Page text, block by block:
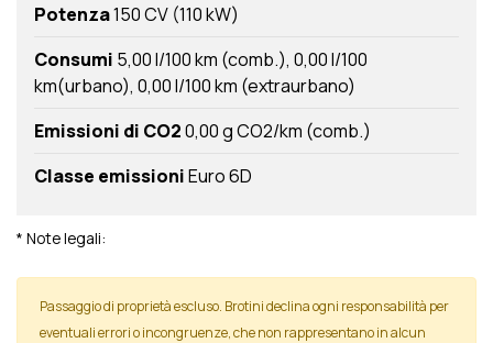
Potenza150 CV (110 kW)
Consumi 5,00 l/100 km (comb.) 0,00 l/100
km(urbano) 0,00 l/100 km (extraurbano)
Emissioni di CO20,00 g CO2/km (comb.)
Classe emissioniEuro 6D
* Note legali:
Passaggio di proprietà escluso. Brotini declina ogni responsabilità per
eventuali errori o incongruenze, che non rappresentano in alcun